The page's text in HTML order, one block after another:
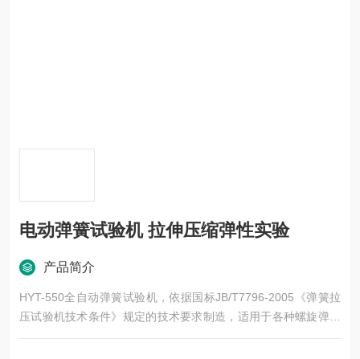
电动弹簧试验机 拉伸压缩弹性实验
产品简介
HYT-550全自动弹簧试验机，依据国标JB/T7796-2005《弹簧拉
压试验机技术条件》规定的技术要求制造，适用于各种螺旋弹簧
的拉力和压力试验。电动弹簧试验机 拉伸压缩弹性实验